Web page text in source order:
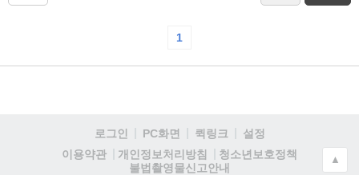
1
로그인 PC화면 퀵링크
설정
이용약관
개인정보처리방침
청소년보호정책
불법촬영물신고안내
▲